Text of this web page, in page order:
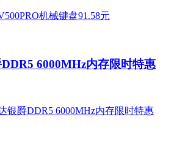
6000MHz内存限时特惠